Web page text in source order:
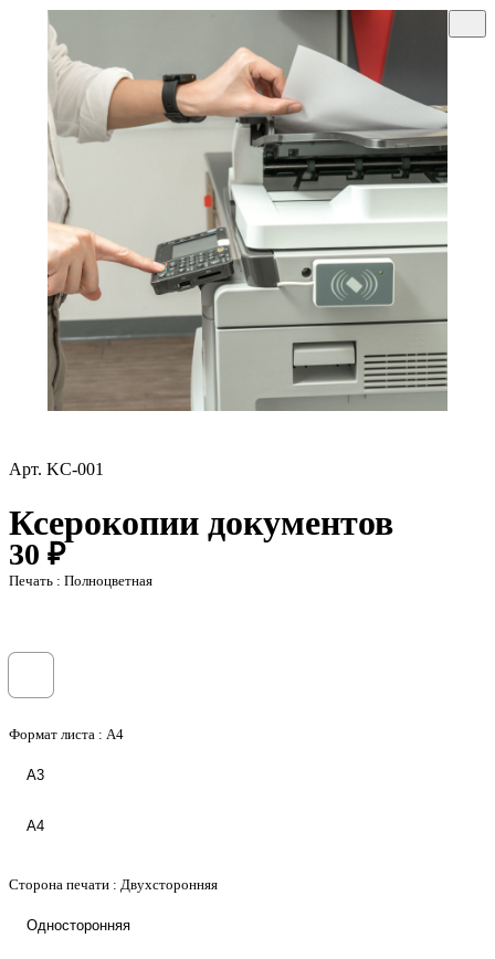
Арт. KC-001
Ксерокопии документов
30 ₽
Печать : Полноцветная
Формат листа : А4
А3
А4
Сторона печати : Двухсторонняя
Односторонняя